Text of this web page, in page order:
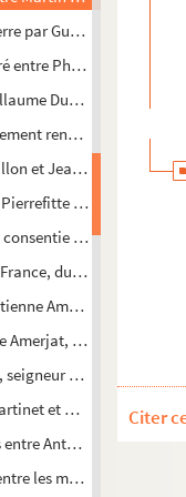
par Guillaume Duyat,
entre Philibert de
Duyat à Jean
rendus par
et Jeanne, sa femme,
entre Pierre et
par Jean
duchesse de
Amerjat à Lucquin
veuve de Jean
seigneur de la Tornelle,
et Benoît et Henry
Antoine Robeau et
les mêmes personnes.
Citer